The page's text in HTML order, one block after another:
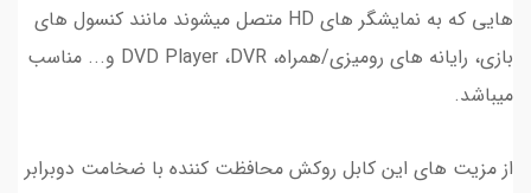
هایی که به نمایشگر های HD متصل میشوند مانند کنسول های
بازی، رایانه های رومیزی/همراه، DVD Player ،DVR و... مناسب
میباشد.
از مزیت های این کابل روکش محافظت کننده با ضخامت دوبرابر